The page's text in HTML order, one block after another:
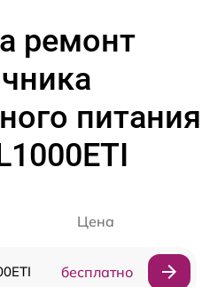
ремонт
питания
Цена
бесплатно